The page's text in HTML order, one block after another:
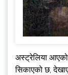
अस्ट्रेलिया आएको
सिकाएको छ,